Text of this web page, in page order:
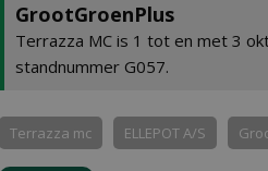
GrootGroenPlus
Terrazza MC is 1 tot en met 3
standnummer G057.
Terrazza mc ELLEPOT A/S